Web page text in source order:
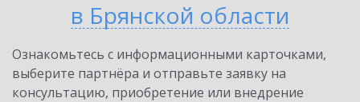
в Брянской области
Ознакомьтесь с информационными карточками,
выберите партнёра и отправьте заявку на
консультацию, приобретение или внедрение